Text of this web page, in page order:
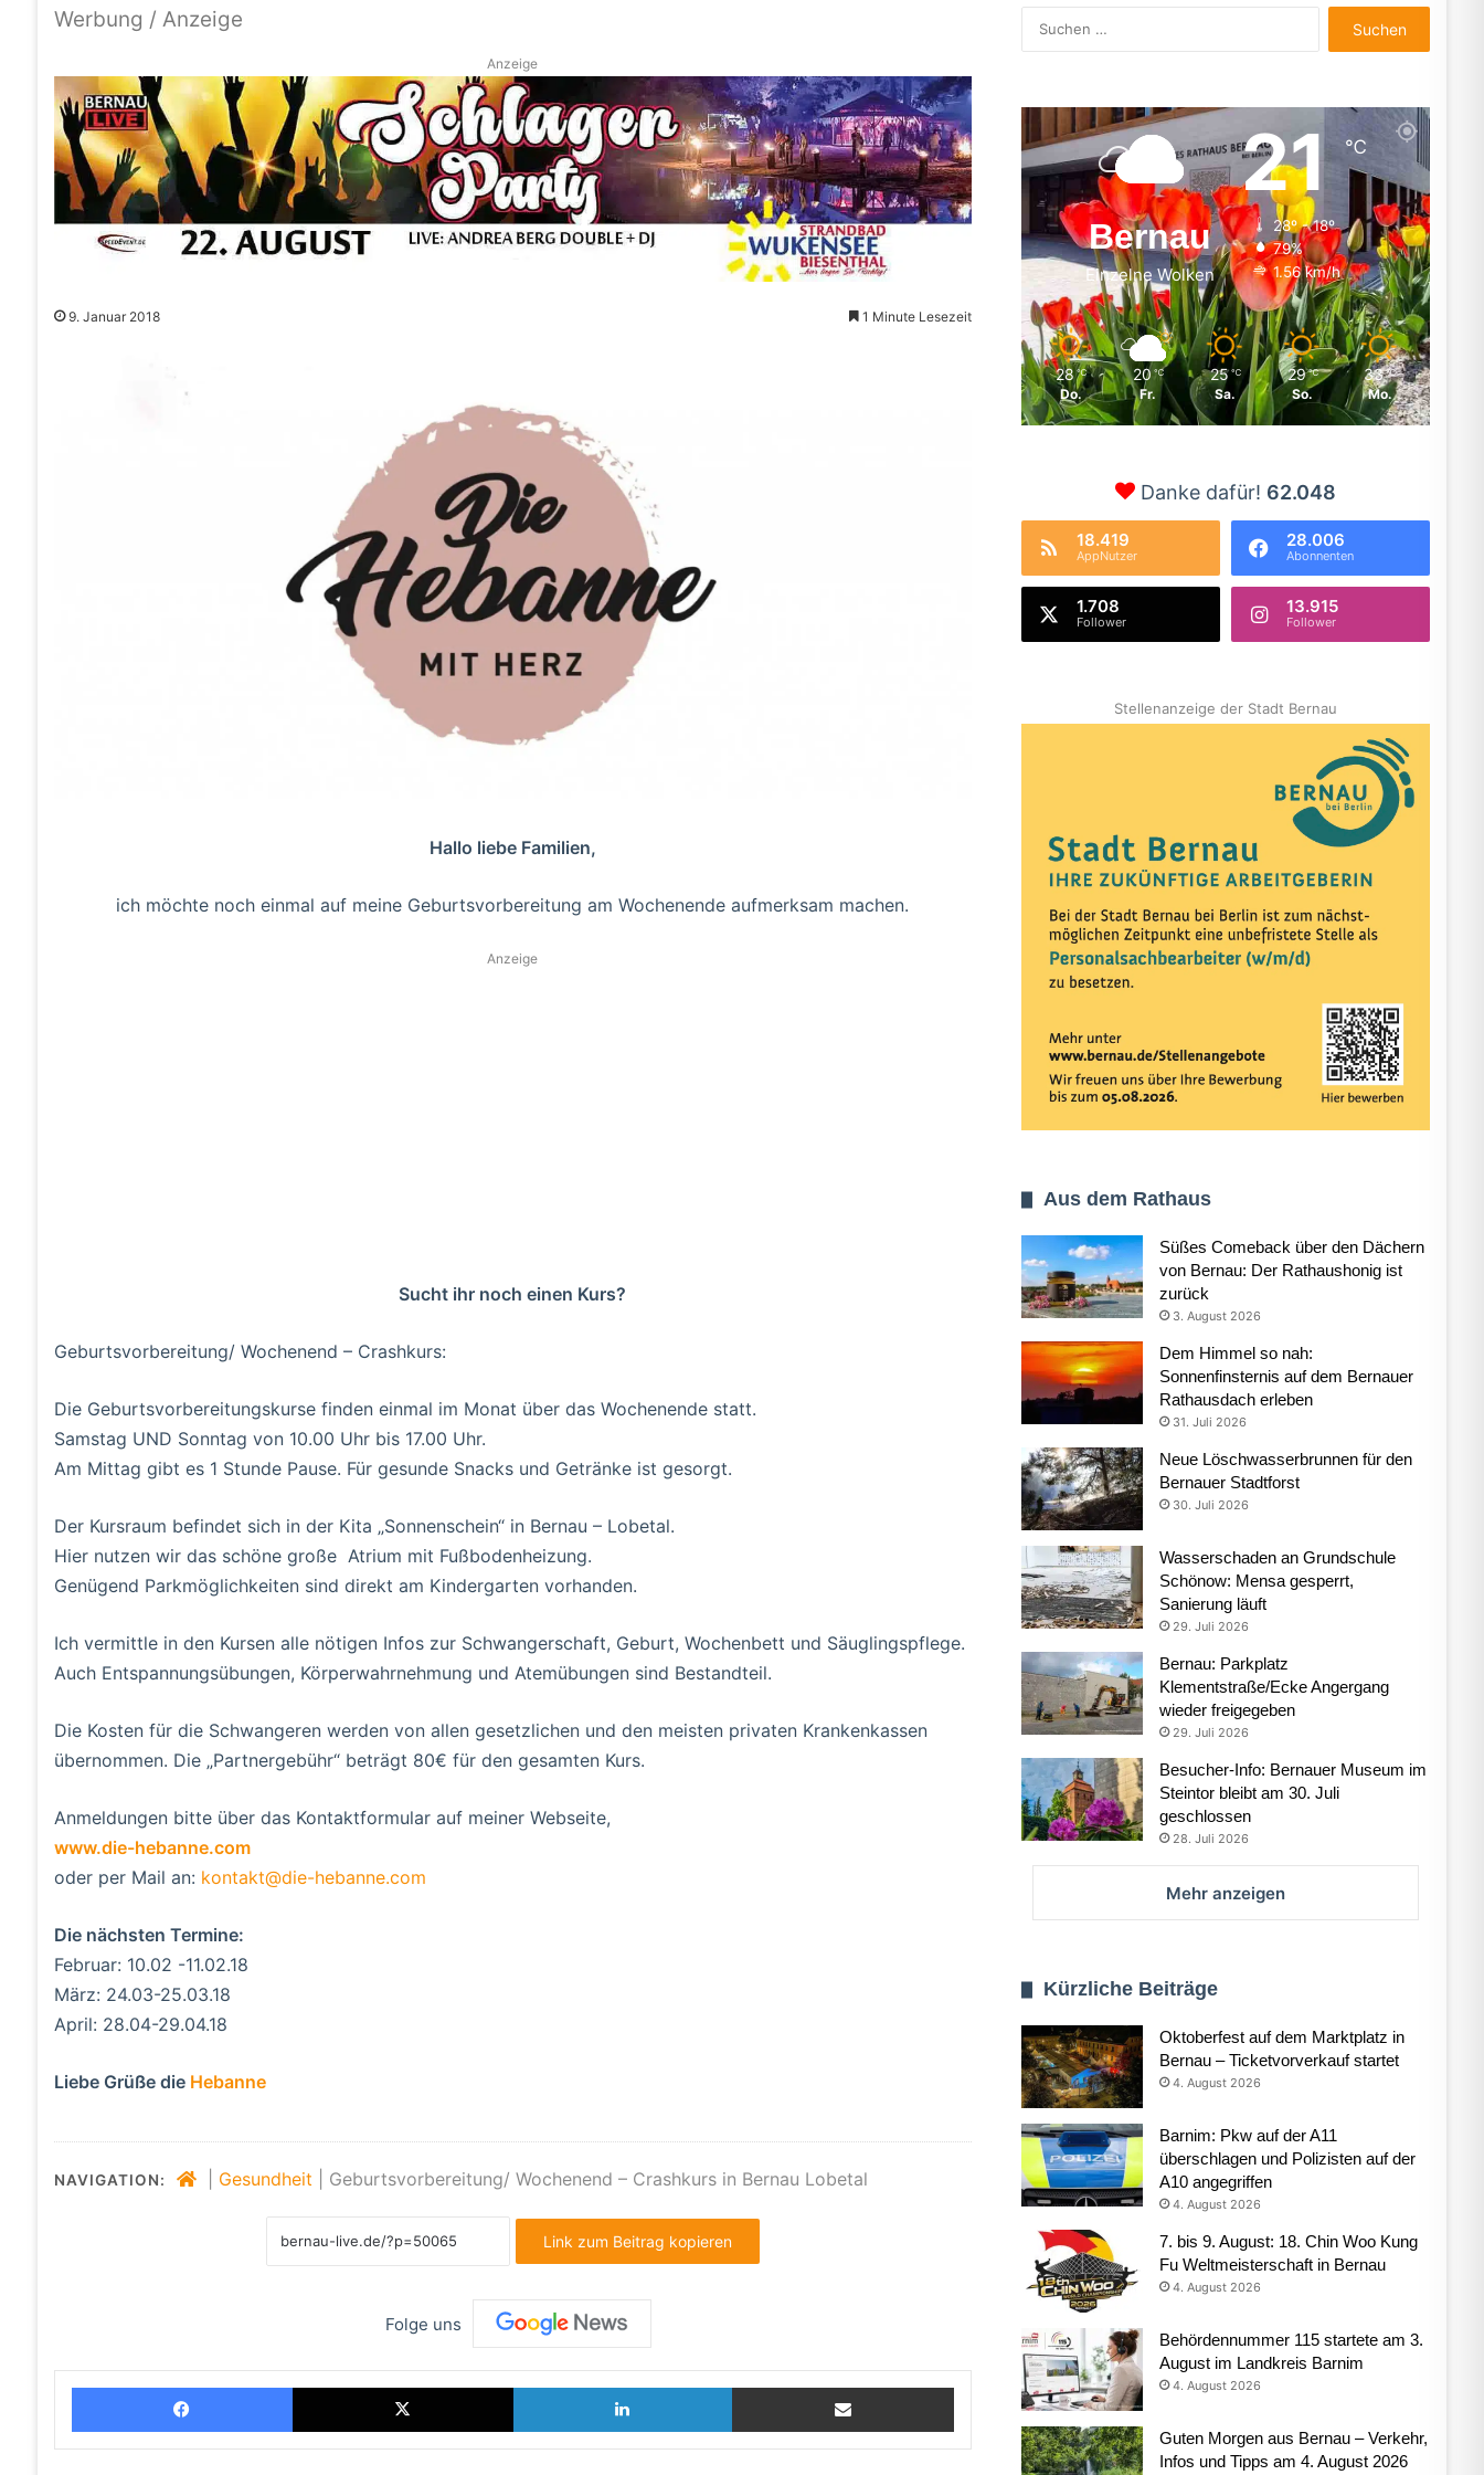
Werbung / Anzeige
Anzeige
9. Januar 2018 1 Minute Lesezeit
Hallo liebe Familien,
ich möchte noch einmal auf meine Geburtsvorbereitung am Wochenende aufmerksam machen.
Anzeige
Sucht ihr noch einen Kurs?
Geburtsvorbereitung/ Wochenend – Crashkurs:
Die Geburtsvorbereitungskurse finden einmal im Monat über das Wochenende statt.
Samstag UND Sonntag von 10.00 Uhr bis 17.00 Uhr.
Am Mittag gibt es 1 Stunde Pause. Für gesunde Snacks und Getränke ist gesorgt.
Der Kursraum befindet sich in der Kita „Sonnenschein“ in Bernau – Lobetal.
Hier nutzen wir das schöne große Atrium mit Fußbodenheizung.
Genügend Parkmöglichkeiten sind direkt am Kindergarten vorhanden.
Ich vermittle in den Kursen alle nötigen Infos zur Schwangerschaft, Geburt, Wochenbett und Säuglingspflege.
Auch Entspannungsübungen, Körperwahrnehmung und Atemübungen sind Bestandteil.
Die Kosten für die Schwangeren werden von allen gesetzlichen und den meisten privaten Krankenkassen
übernommen. Die „Partnergebühr“ beträgt 80€ für den gesamten Kurs.
Anmeldungen bitte über das Kontaktformular auf meiner Webseite,
www.die-hebanne.com
oder per Mail an: kontakt@die-hebanne.com
Die nächsten Termine:
Februar: 10.02 -11.02.18
März: 24.03-25.03.18
April: 28.04-29.04.18
Liebe Grüße die Hebanne
NAVIGATION: Gesundheit Geburtsvorbereitung/ Wochenend – Crashkurs in Bernau Lobetal
Link zum Beitrag kopieren
Folge uns
Facebook X LinkedIn Teilen via E-Mail
nach:
Bernau
Einzelne Wolken
21℃
28º - 18º
79%
1.56 km/h
28 ℃
Do.
20 ℃
Fr.
25 ℃
Sa.
29 ℃
So.
33 ℃
Mo.
Danke dafür! 62.048
18.419
AppNutzer
28.006
Abonnenten
1.708
Follower
13.915
Follower
Stellenanzeige der Stadt Bernau
Aus dem Rathaus
Süßes Comeback über den Dächern
von Bernau: Der Rathaushonig ist
zurück
3. August 2026
Dem Himmel so nah:
Sonnenfinsternis auf dem Bernauer
Rathausdach erleben
31. Juli 2026
Neue Löschwasserbrunnen für den
Bernauer Stadtforst
30. Juli 2026
Wasserschaden an Grundschule
Schönow: Mensa gesperrt,
Sanierung läuft
29. Juli 2026
Bernau: Parkplatz
Klementstraße/Ecke Angergang
wieder freigegeben
29. Juli 2026
Besucher-Info: Bernauer Museum im
Steintor bleibt am 30. Juli
geschlossen
28. Juli 2026
Mehr anzeigen
Kürzliche Beiträge
Oktoberfest auf dem Marktplatz in
Bernau – Ticketvorverkauf startet
4. August 2026
Barnim: Pkw auf der A11
überschlagen und Polizisten auf der
A10 angegriffen
4. August 2026
7. bis 9. August: 18. Chin Woo Kung
Fu Weltmeisterschaft in Bernau
4. August 2026
Behördennummer 115 startete am 3.
August im Landkreis Barnim
4. August 2026
Guten Morgen aus Bernau – Verkehr,
Infos und Tipps am 4. August 2026